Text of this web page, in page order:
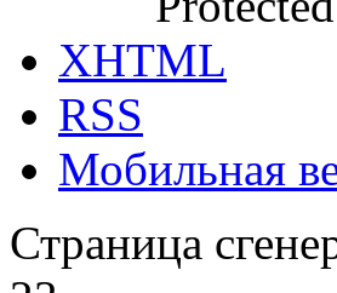
XHTML
RSS
Мобильная
Страница